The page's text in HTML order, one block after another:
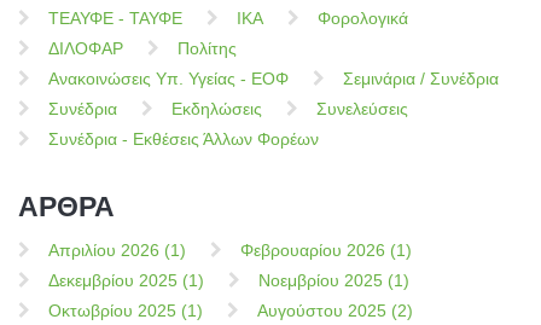
ΤΕΑΥΦΕ - ΤΑΥΦΕ
ΙΚΑ
Φορολογικά
ΔΙΛΟΦΑΡ
Πολίτης
Ανακοινώσεις Υπ. Υγείας - ΕΟΦ
Σεμινάρια / Συνέδρια
Συνέδρια
Εκδηλώσεις
Συνελεύσεις
Συνέδρια - Εκθέσεις Άλλων Φορέων
ΑΡΘΡΑ
Απριλίου 2026 (1)
Φεβρουαρίου 2026 (1)
Δεκεμβρίου 2025 (1)
Νοεμβρίου 2025 (1)
Οκτωβρίου 2025 (1)
Αυγούστου 2025 (2)